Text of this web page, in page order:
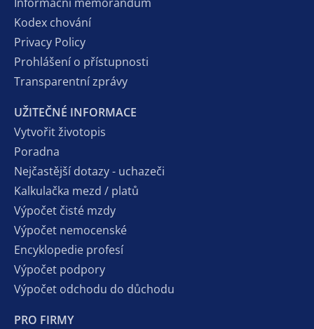
Informační memorandum
Kodex chování
Privacy Policy
Prohlášení o přístupnosti
Transparentní zprávy
UŽITEČNÉ INFORMACE
Vytvořit životopis
Poradna
Nejčastější dotazy - uchazeči
Kalkulačka mezd / platů
Výpočet čisté mzdy
Výpočet nemocenské
Encyklopedie profesí
Výpočet podpory
Výpočet odchodu do důchodu
PRO FIRMY